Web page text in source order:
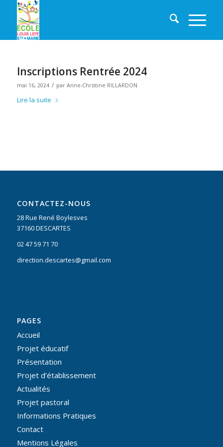
Inscriptions Rentrée 2024
mai 16, 2024 / par Anne-Christine RILLARDON
Lire la suite
CONTACTEZ-NOUS
28 Rue René Boylesves
37160 DESCARTES
02 47 59 71 70
direction.descartes@gmail.com
PAGES
Accueil
Projet éducatif
Présentation
Projet d’établissement
Actualités
Projet pastoral
Informations Pratiques
Contact
Mentions Légales